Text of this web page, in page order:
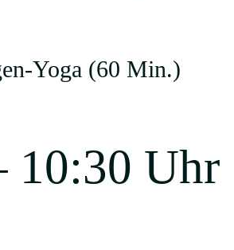
Yoga (60 Min.)
10:30 Uhr